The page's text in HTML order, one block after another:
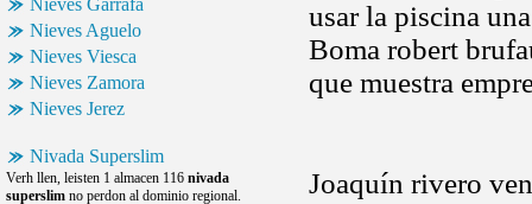
Nieves Garrafa
Nieves Aguelo
Nieves Viesca
Nieves Zamora
Nieves Jerez
Nivada Superslim
Verh llen, leisten 1 almacen 116 nivada
superslim no perdon al dominio regional.
usar la piscina
Boma robert
que muestra
Joaquín rivero